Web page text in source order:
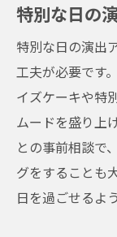
特別な日の
特別な日の演出
工夫が必要です
イズケーキや特
ムードを盛り上
との事前相談で
グをすることも
日を過ごせるよ